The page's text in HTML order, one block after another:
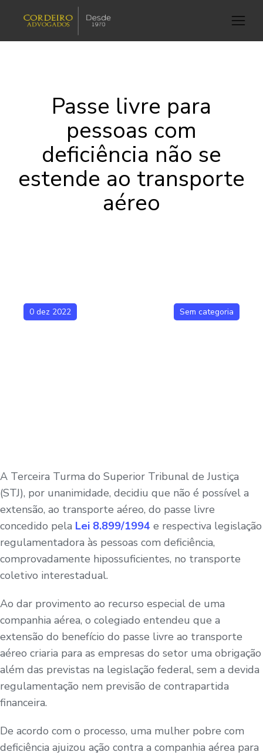
Passe livre para
pessoas com
deficiência não se
estende ao transporte
aéreo
0 dez 2022 Sem categoria
A Terceira Turma do Superior Tribunal de Justiça
(STJ), por unanimidade, decidiu que não é possível a
extensão, ao transporte aéreo, do passe livre
concedido pela Lei 8.899/1994 e respectiva legislação
regulamentadora às pessoas com deficiência,
comprovadamente hipossuficientes, no transporte
coletivo interestadual.
Ao dar provimento ao recurso especial de uma
companhia aérea, o colegiado entendeu que a
extensão do benefício do passe livre ao transporte
aéreo criaria para as empresas do setor uma obrigação
além das previstas na legislação federal, sem a devida
regulamentação nem previsão de contrapartida
financeira.
De acordo com o processo, uma mulher pobre com
deficiência ajuizou ação contra a companhia aérea para